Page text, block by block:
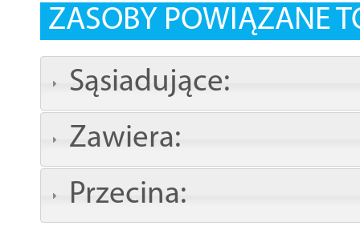
ZASOBY POWIĄZANE
Sąsiadujące:
Zawiera:
Przecina: